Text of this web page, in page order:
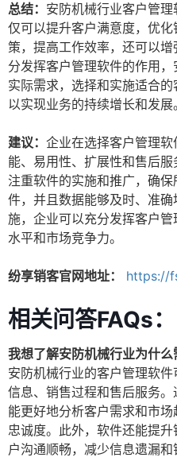
总结： 安防机械行业客户管
仅可以提升客户满意度，优
策，提高工作效率，还可以
分发挥客户管理软件的作用
实际需求，选择和实施适合的
以实现业务的持续增长和发展。
建议： 企业在选择客户管理
能、易用性、扩展性和售后
注重软件的实施和推广，确
件，并且数据能够及时、准
施，企业可以充分发挥客户
水平和市场竞争力。
纷享销客官网地址： https://
相关问答FAQs：
我想了解安防机械行业为什么
安防机械行业的客户管理软
信息、销售过程和售后服务
能更好地分析客户需求和市
忠诚度。此外，软件还能提
户沟通顺畅，减少信息遗漏和